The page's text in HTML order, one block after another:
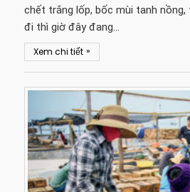
chết trắng lốp, bốc mùi tanh
đi thì giờ đây đang…
Xem chi tiết »